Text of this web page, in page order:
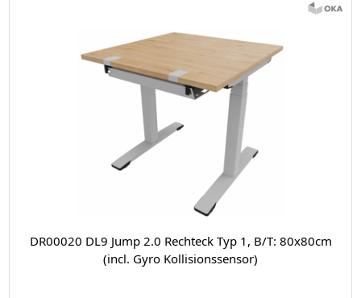
DR00020 DL9 Jump 2.0 Rechteck Typ 1, B/T: 80x80cm
(incl. Gyro Kollisionssensor)